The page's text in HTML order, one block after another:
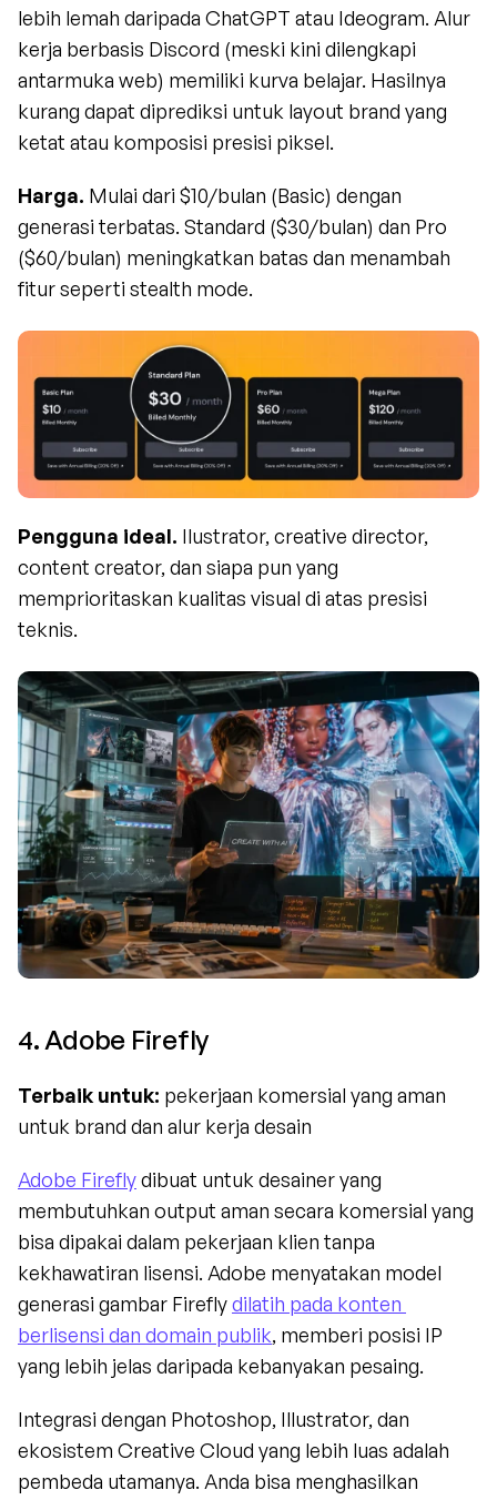
lebih lemah daripada ChatGPT atau Ideogram. Alur
kerja berbasis Discord (meski kini dilengkapi
antarmuka web) memiliki kurva belajar. Hasilnya
kurang dapat diprediksi untuk layout brand yang
ketat atau komposisi presisi piksel.
Harga. Mulai dari $10/bulan (Basic) dengan
generasi terbatas. Standard ($30/bulan) dan Pro
($60/bulan) meningkatkan batas dan menambah
fitur seperti stealth mode.
Pengguna ideal. Ilustrator, creative director,
content creator, dan siapa pun yang
memprioritaskan kualitas visual di atas presisi
teknis.
4. Adobe Firefly
Terbaik untuk: pekerjaan komersial yang aman
untuk brand dan alur kerja desain
Adobe Firefly dibuat untuk desainer yang
membutuhkan output aman secara komersial yang
bisa dipakai dalam pekerjaan klien tanpa
kekhawatiran lisensi. Adobe menyatakan model
generasi gambar Firefly dilatih pada konten
berlisensi dan domain publik, memberi posisi IP
yang lebih jelas daripada kebanyakan pesaing.
Integrasi dengan Photoshop, Illustrator, dan
ekosistem Creative Cloud yang lebih luas adalah
pembeda utamanya. Anda bisa menghasilkan